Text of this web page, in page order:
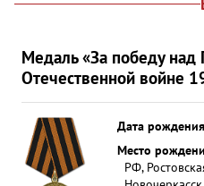
Медаль «За победу над
Отечественной войне
Дата рождения
Место
РФ,